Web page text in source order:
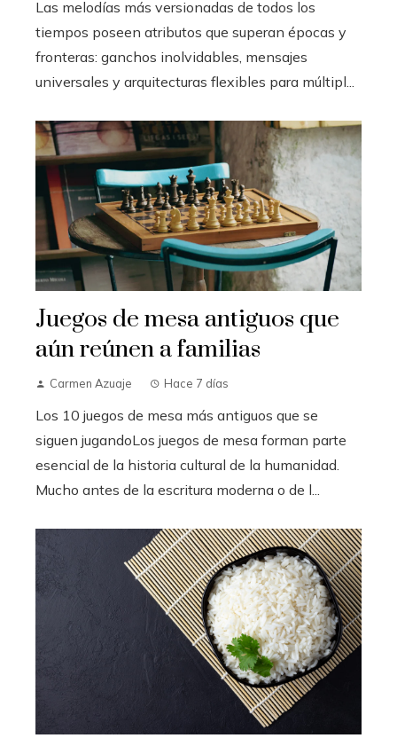
Las melodías más versionadas de todos los
tiempos poseen atributos que superan épocas y
fronteras: ganchos inolvidables, mensajes
universales y arquitecturas flexibles para múltipl...
Juegos de mesa antiguos que
aún reúnen a familias
Carmen Azuaje Hace 7 días
Los 10 juegos de mesa más antiguos que se
siguen jugandoLos juegos de mesa forman parte
esencial de la historia cultural de la humanidad.
Mucho antes de la escritura moderna o de l...